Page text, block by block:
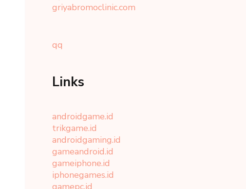
griyabromoclinic.com
qq
Links
androidgame.id
trikgame.id
androidgaming.id
gameandroid.id
gameiphone.id
iphonegames.id